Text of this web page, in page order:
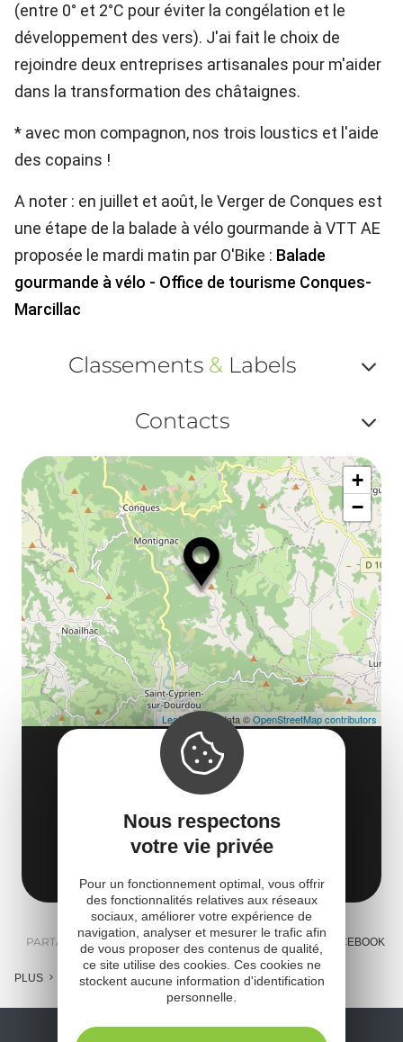
(entre 0° et 2°C pour éviter la congélation et le
développement des vers). J'ai fait le choix de
rejoindre deux entreprises artisanales pour m'aider
dans la transformation des châtaignes.
* avec mon compagnon, nos trois loustics et l'aide
des copains !
A noter : en juillet et août, le Verger de Conques est
une étape de la balade à vélo gourmande à VTT AE
proposée le mardi matin par O'Bike : Balade
gourmande à vélo - Office de tourisme Conques-
Marcillac
Classements &Labels
ou
Contacts
ou
LE VERGER DE CONQUES
17 route de Montignac
La Vaysse - Conques
12320 Conques-en-Rouergue
+
−
Leaflet | Map data ©OpenStreetMap contributors
PARTAGER : E-MAIL MESSENGER FACEBOOK
PLUS
Nous respectons
votre vie privée
Pour un fonctionnement optimal, vous offrir
des fonctionnalités relatives aux réseaux
sociaux, améliorer votre expérience de
navigation, analyser et mesurer le trafic afin
de vous proposer des contenus de qualité,
ce site utilise des cookies. Ces cookies ne
stockent aucune information d'identification
personnelle.